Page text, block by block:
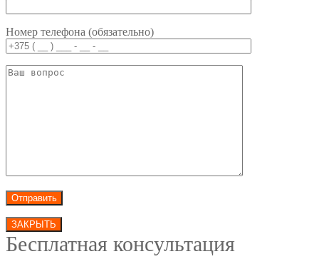
Номер телефона (обязательно)
ЗАКРЫТЬ
Бесплатная консультация